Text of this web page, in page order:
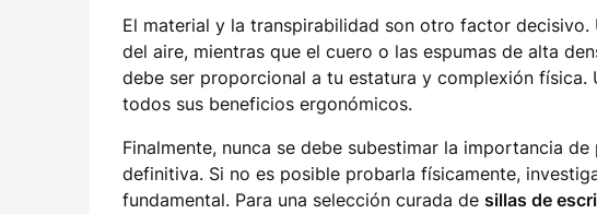
El material y la transpirabilidad son otro factor
del aire, mientras que el cuero o las espumas de alta
debe ser proporcional a tu estatura y complexión física.
todos sus beneficios ergonómicos.
Finalmente, nunca se debe subestimar la importancia
definitiva. Si no es posible probarla físicamente,
fundamental. Para una selección curada de sillas de